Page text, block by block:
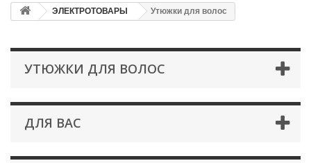
ЭЛЕКТРОТОВАРЫ Утюжки для волос
УТЮЖКИ ДЛЯ ВОЛОС
ДЛЯ ВАС